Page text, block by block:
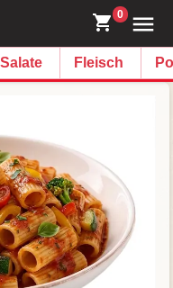
0
Salate Fleisch